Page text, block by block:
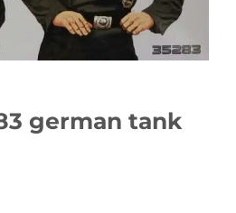
german tank